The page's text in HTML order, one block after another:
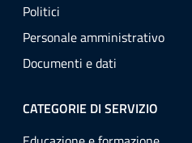
Politici
Personale amministrativo
Documenti e dati
CATEGORIE DI SERVIZIO